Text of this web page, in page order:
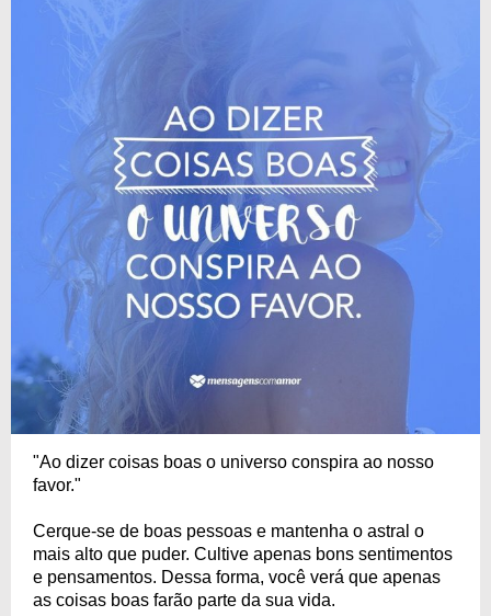
"Ao dizer coisas boas o universo conspira ao nosso
favor."
Cerque-se de boas pessoas e mantenha o astral o
mais alto que puder. Cultive apenas bons sentimentos
e pensamentos. Dessa forma, você verá que apenas
as coisas boas farão parte da sua vida.